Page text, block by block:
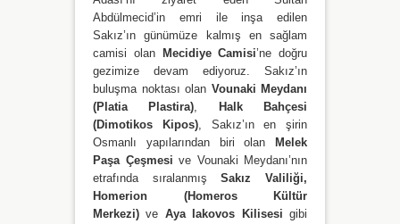
Abdülmecid’in emri ile inşa edilen
Sakız’ın günümüze kalmış en sağlam
camisi olan
Mecidiye Camisi’ne doğru
gezimize devam ediyoruz. Sakız’ın
buluşma noktası olan Vounaki Meydanı
(Platia Plastira),
Halk Bahçesi
(Dimotikos Kipos), Sakız’ın en şirin
Osmanlı yapılarından biri olan
Melek
Paşa Çeşmesi ve Vounaki Meydanı’nın
etrafında sıralanmışSakız Valiliği,
Homerion (Homeros Kültür
Merkezi) ve Aya Iakovos Kilisesi gibi